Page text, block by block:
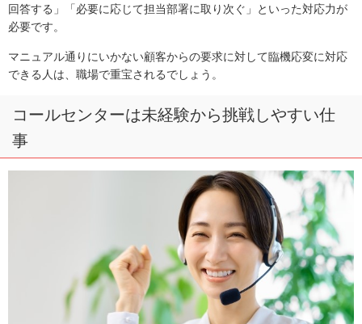
回答する」「必要に応じて担当部署に取り次ぐ」といった対応力が
必要です。
マニュアル通りにいかない顧客からの要求に対して臨機応変に対応
できる人は、職場で重宝されるでしょう。
コールセンターは未経験から挑戦しやすい仕
事